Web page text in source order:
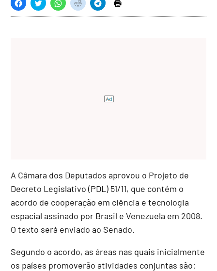
A Câmara dos Deputados aprovou o Projeto de
Decreto Legislativo (PDL) 51/11, que contém o
acordo de cooperação em ciência e tecnologia
espacial assinado por Brasil e Venezuela em 2008.
O texto será enviado ao Senado.
Segundo o acordo, as áreas nas quais inicialmente
os países promoverão atividades conjuntas são: